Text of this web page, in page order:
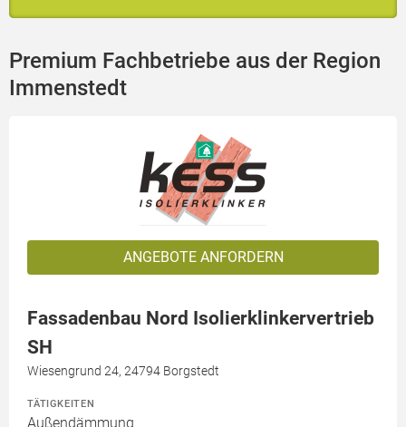
Premium Fachbetriebe aus der Region
Immenstedt
ANGEBOTE ANFORDERN
Fassadenbau Nord Isolierklinkervertrieb
SH
Wiesengrund 24, 24794 Borgstedt
TÄTIGKEITEN
Außendämmung